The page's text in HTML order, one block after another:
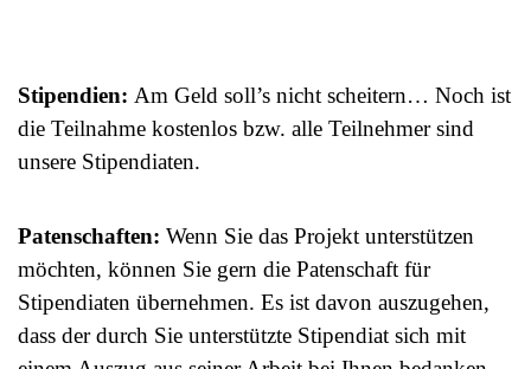
Stipendien: Am Geld soll’s nicht scheitern… Noch ist
die Teilnahme kostenlos bzw. alle Teilnehmer sind
unsere Stipendiaten.
Patenschaften: Wenn Sie das Projekt unterstützen
möchten, können Sie gern die Patenschaft für
Stipendiaten übernehmen. Es ist davon auszugehen,
dass der durch Sie unterstützte Stipendiat sich mit